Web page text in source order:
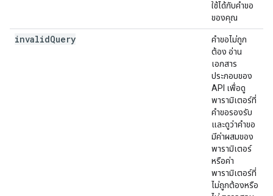
ใช้ได้กับคำขอ
ของคุณ
invalidQuery
คำขอไม่ถูก
ต้อง อ่าน
เอกสาร
ประกอบของ
API เพื่อดู
พารามิเตอร์ที่
คำขอรองรับ
และดูว่าคำขอ
มีค่าผสมของ
พารามิเตอร์
หรือค่า
พารามิเตอร์ที่
ไม่ถูกต้องหรือ